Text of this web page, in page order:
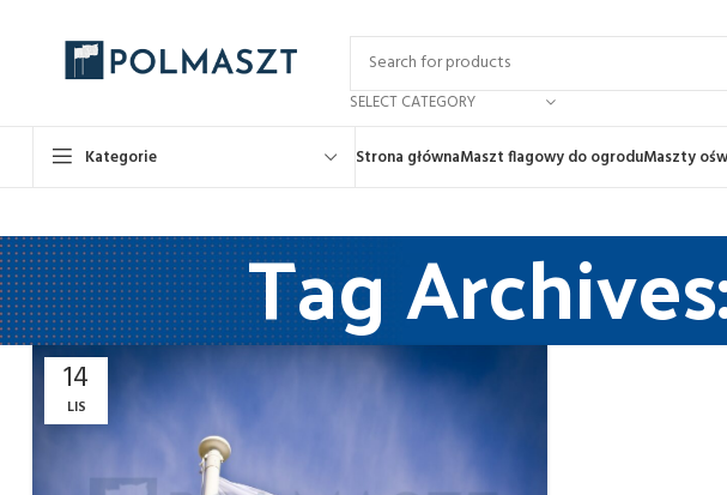
SELECT CATEGORY
Kategorie Strona głównaMaszt flagowy do ogroduMaszty
Tag
14
LIS